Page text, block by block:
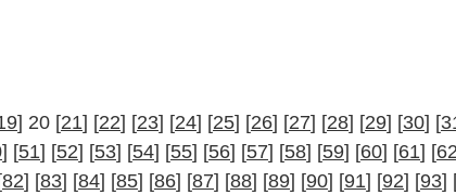
] 20 [21] [22] [23] [24] [25] [26] [27] [28] [29] [30] [
] [51] [52] [53] [54] [55] [56] [57] [58] [59] [60] [61] [62
82] [83] [84] [85] [86] [87] [88] [89] [90] [91] [92] [93]